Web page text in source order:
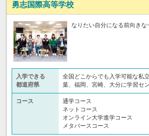
勇志国際高等学校
なりたい自分になる前向きな
入学できる
都道府県
全国どこからでも入学可能な私
葉、福岡、宮崎、大分に学習セ
コース
通学コース
ネットコース
オンライン大学進学コース
メタバースコース